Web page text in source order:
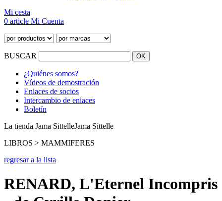
Mi cesta
0 article Mi Cuenta
BUSCAR
¿Quiénes somos?
Vídeos de demostración
Enlaces de socios
Intercambio de enlaces
Boletín
La tienda Jama SittelleJama Sittelle
LIBROS > MAMMIFERES
regresar a la lista
RENARD, L'Eternel Incompris